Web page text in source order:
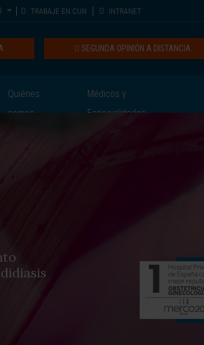
TRABAJE EN CUN INTRANET
SEGUNDA OPINIÓN A DISTANCIA
Quiénes
somos
Médicos y
Especialidades